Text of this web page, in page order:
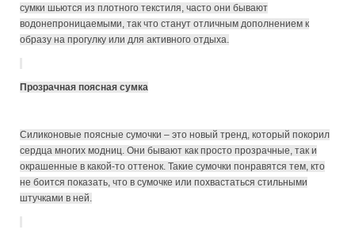
сумки шьются из плотного текстиля, часто они бывают
водонепроницаемыми, так что станут отличным дополнением к
образу на прогулку или для активного отдыха.
Прозрачная поясная сумка
Силиконовые поясные сумочки – это новый тренд, который покорил
сердца многих модниц. Они бывают как просто прозрачные, так и
окрашенные в какой-то оттенок. Такие сумочки понравятся тем, кто
не боится показать, что в сумочке или похвастаться стильными
штучками в ней.